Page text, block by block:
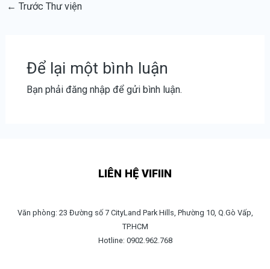
← Trước Thư viện
Để lại một bình luận
Bạn phải đăng nhậpđể gửi bình luận.
LIÊN HỆ VIFIIN
Văn phòng: 23 Đường số 7 CityLand Park Hills, Phường 10, Q.Gò Vấp,
TP.HCM
Hotline: 0902.962.768